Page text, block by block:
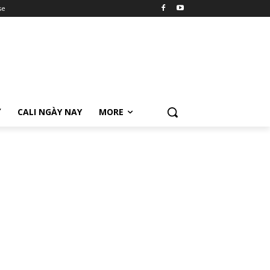
CALI NGÀY NAY MORE